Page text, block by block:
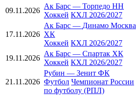
09.11.2026
Ак Барс — Торпедо НН
Хоккей КХЛ 2026/2027
17.11.2026
Ак Барс — Динамо Москва
ХК
Хоккей КХЛ 2026/2027
19.11.2026
Ак Барс — Спартак ХК
Хоккей КХЛ 2026/2027
21.11.2026
Рубин — Зенит ФК
Футбол Чемпионат России
по футболу (РПЛ)